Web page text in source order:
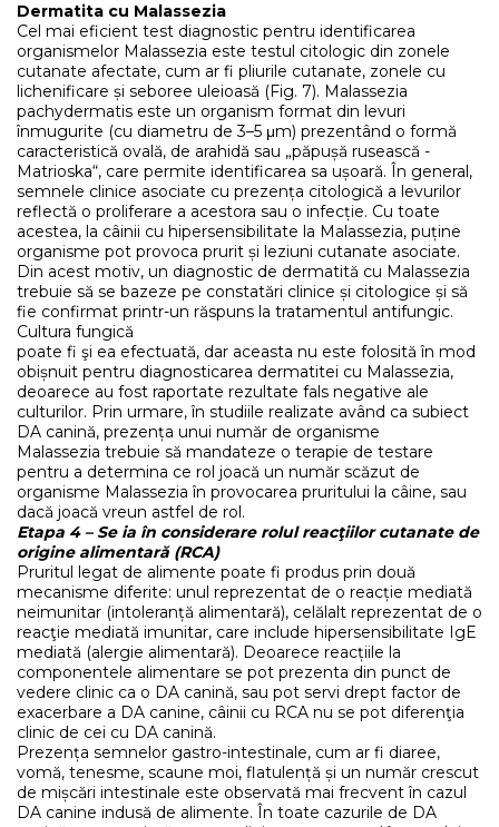
Dermatita cu Malassezia
Cel mai eficient test diagnostic pentru identificarea
organismelor Malassezia este testul citologic din zonele
cutanate afectate, cum ar fi pliurile cutanate, zonele cu
lichenificare și seboree uleioasă (Fig. 7). Malassezia
pachydermatis este un organism format din levuri
înmugurite (cu diametru de 3–5 μm) prezentând o formă
caracteristică ovală, de arahidă sau „păpușă rusească -
Matrioska“, care permite identificarea sa ușoară. În general,
semnele clinice asociate cu prezența citologică a levurilor
reflectă o proliferare a acestora sau o infecție. Cu toate
acestea, la câinii cu hipersensibilitate la Malassezia, puține
organisme pot provoca prurit și leziuni cutanate asociate.
Din acest motiv, un diagnostic de dermatită cu Malassezia
trebuie să se bazeze pe constatări clinice și citologice și să
fie confirmat printr-un răspuns la tratamentul antifungic.
Cultura fungică
poate fi şi ea efectuată, dar aceasta nu este folosită în mod
obișnuit pentru diagnosticarea dermatitei cu Malassezia,
deoarece au fost raportate rezultate fals negative ale
culturilor. Prin urmare, în studiile realizate având ca subiect
DA canină, prezența unui număr de organisme
Malassezia trebuie să mandateze o terapie de testare
pentru a determina ce rol joacă un număr scăzut de
organisme Malassezia în provocarea pruritului la câine, sau
dacă joacă vreun astfel de rol.
Etapa 4 – Se ia în considerare rolul reacţiilor cutanate de
origine alimentară (RCA)
Pruritul legat de alimente poate fi produs prin două
mecanisme diferite: unul reprezentat de o reacție mediată
neimunitar (intoleranță alimentară), celălalt reprezentat de o
reacţie mediată imunitar, care include hipersensibilitate IgE
mediată (alergie alimentară). Deoarece reacțiile la
componentele alimentare se pot prezenta din punct de
vedere clinic ca o DA canină, sau pot servi drept factor de
exacerbare a DA canine, câinii cu RCA nu se pot diferenţia
clinic de cei cu DA canină.
Prezența semnelor gastro-intestinale, cum ar fi diaree,
vomă, tenesme, scaune moi, flatulență și un număr crescut
de mișcări intestinale este observată mai frecvent în cazul
DA canine indusă de alimente. În toate cazurile de DA